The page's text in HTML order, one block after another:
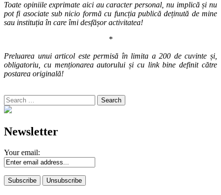
Toate opiniile exprimate aici au caracter personal, nu implică și nu
pot fi asociate sub nicio formă cu funcția publică deținută de mine
sau instituția în care îmi desfășor activitatea!
*
Preluarea unui articol este permisă în limita a 200 de cuvinte și,
obligatoriu, cu menționarea autorului și cu link bine definit către
postarea originală!
Search
for:
Newsletter
Your email: